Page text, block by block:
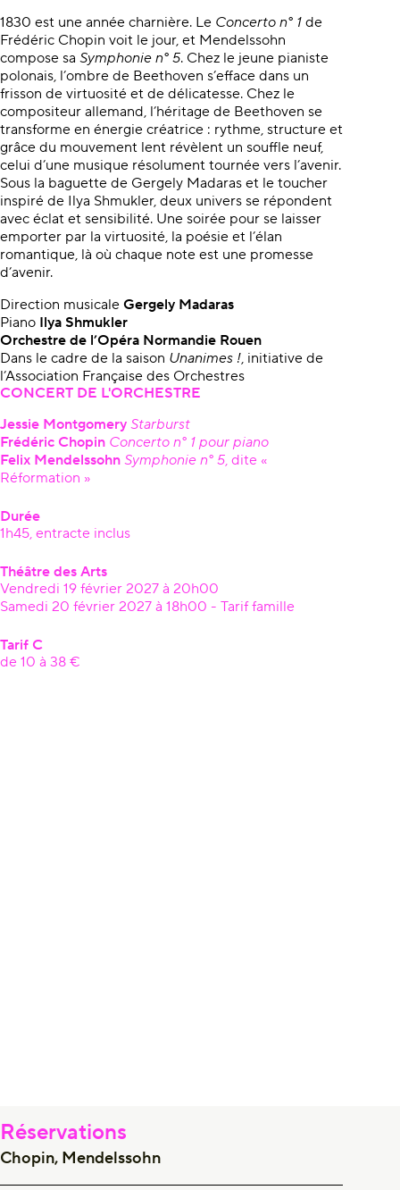
1830 est une année charnière. Le Concerto n° 1 de
Frédéric Chopin voit le jour, et Mendelssohn
compose sa Symphonie n° 5. Chez le jeune pianiste
polonais, l’ombre de Beethoven s’efface dans un
frisson de virtuosité et de délicatesse. Chez le
compositeur allemand, l’héritage de Beethoven se
transforme en énergie créatrice : rythme, structure et
grâce du mouvement lent révèlent un souffle neuf,
celui d’une musique résolument tournée vers l’avenir.
Sous la baguette de Gergely Madaras et le toucher
inspiré de Ilya Shmukler, deux univers se répondent
avec éclat et sensibilité. Une soirée pour se laisser
emporter par la virtuosité, la poésie et l’élan
romantique, là où chaque note est une promesse
d’avenir.
Direction musicale Gergely Madaras
Piano Ilya Shmukler
Orchestre de l’Opéra Normandie Rouen
Dans le cadre de la saison Unanimes !, initiative de
l’Association Française des Orchestres
CONCERT DE L'ORCHESTRE
Jessie Montgomery Starburst
Frédéric Chopin Concerto n° 1 pour piano
Felix Mendelssohn Symphonie n° 5, dite «
Réformation »
Durée
1h45, entracte inclus
Théâtre des Arts
Vendredi 19 février 2027 à 20h00
Samedi 20 février 2027 à 18h00 - Tarif famille
Tarif C
de 10 à 38 €
Réservations
Chopin, Mendelssohn